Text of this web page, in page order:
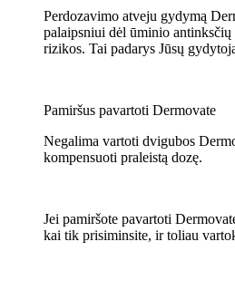
Perdozavimo atveju gydymą
palaipsniui dėl ūminio
rizikos. Tai padarys Jūsų
Pamiršus pavartoti Dermovate
Negalima vartoti dvigubos
kompensuoti praleistą dozę.
Jei pamiršote pavartoti
kai tik prisiminsite, ir toliau